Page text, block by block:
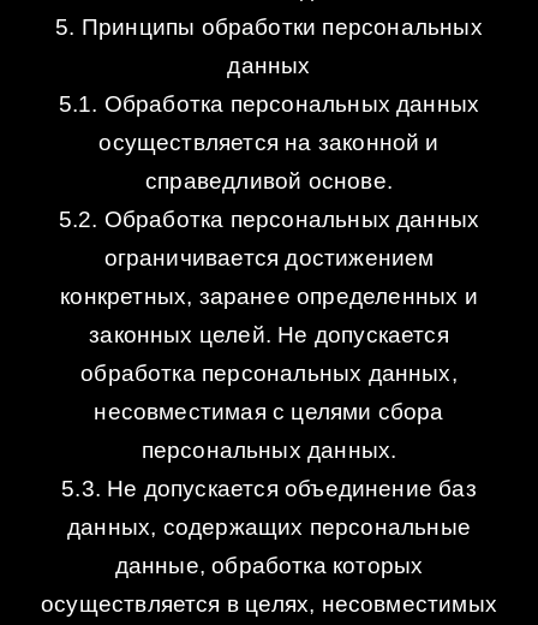
5. Принципы обработки персональных
данных
5.1. Обработка персональных данных
осуществляется на законной и
справедливой основе.
5.2. Обработка персональных данных
ограничивается достижением
конкретных, заранее определенных и
законных целей. Не допускается
обработка персональных данных,
несовместимая с целями сбора
персональных данных.
5.3. Не допускается объединение баз
данных, содержащих персональные
данные, обработка которых
осуществляется в целях, несовместимых